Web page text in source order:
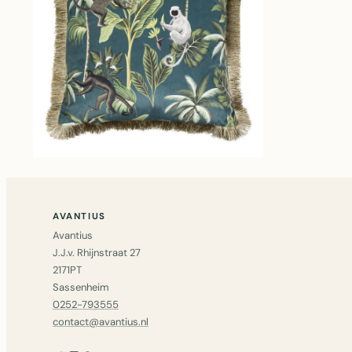
AVANTIUS
Avantius
J.J.v. Rhijnstraat 27
2171PT
Sassenheim
0252-793555
contact@avantius.nl